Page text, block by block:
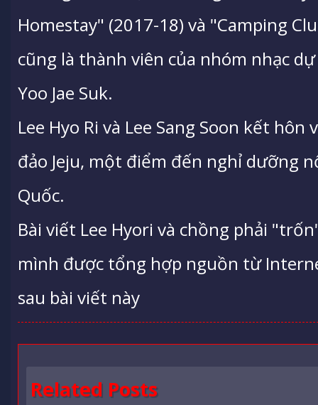
Homestay" (2017-18) và "Camping
cũng là thành viên của nhóm nhạc dự
Yoo Jae Suk.
Lee Hyo Ri và Lee Sang Soon kết
đảo Jeju, một điểm đến nghỉ dưỡng
Quốc.
Bài viết Lee Hyori và chồng phải
mình được tổng hợp nguồn từ
sau bài viết này
Related Posts